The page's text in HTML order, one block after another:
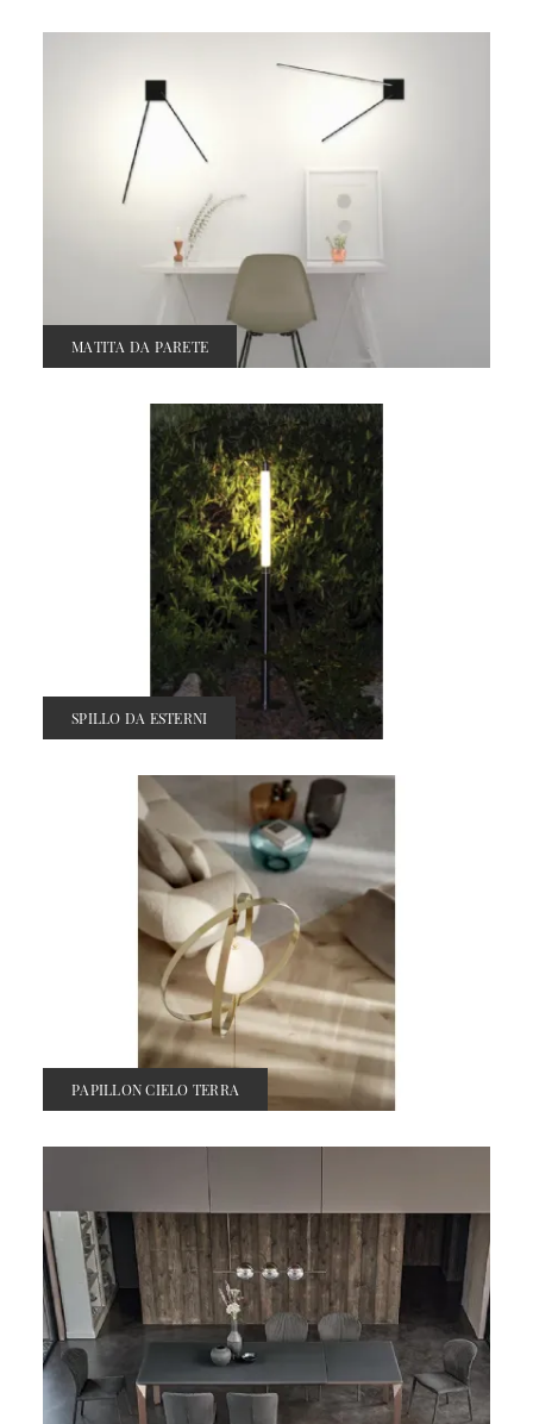
MATITA DA PARETE
SPILLO DA ESTERNI
PAPILLON CIELO TERRA